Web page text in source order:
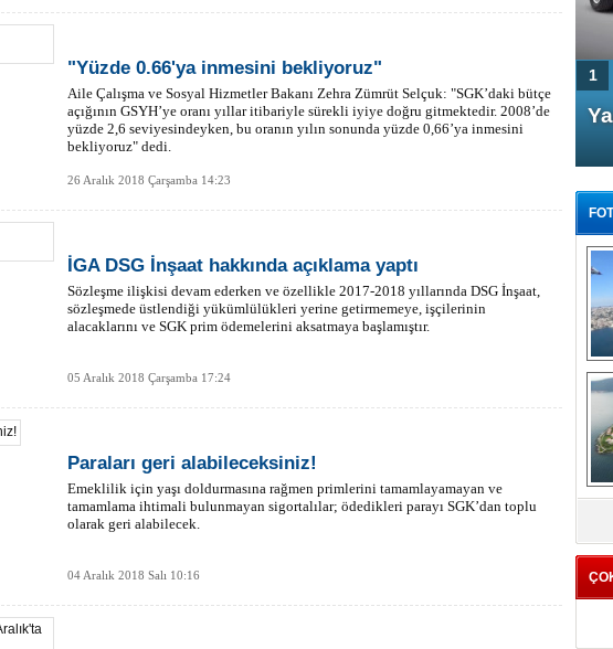
"Yüzde 0.66'ya inmesini bekliyoruz"
Aile Çalışma ve Sosyal Hizmetler Bakanı Zehra Zümrüt Selçuk: "SGK’daki bütçe
açığının GSYH’ye oranı yıllar itibariyle sürekli iyiye doğru gitmektedir. 2008’de
yüzde 2,6 seviyesindeyken, bu oranın yılın sonunda yüzde 0,66’ya inmesini
bekliyoruz" dedi.
26 Aralık 2018 Çarşamba 14:23
İGA DSG İnşaat hakkında açıklama yaptı
Sözleşme ilişkisi devam ederken ve özellikle 2017-2018 yıllarında DSG İnşaat,
sözleşmede üstlendiği yükümlülükleri yerine getirmemeye, işçilerinin
alacaklarını ve SGK prim ödemelerini aksatmaya başlamıştır.
05 Aralık 2018 Çarşamba 17:24
Paraları geri alabileceksiniz!
Emeklilik için yaşı doldurmasına rağmen primlerini tamamlayamayan ve
tamamlama ihtimali bulunmayan sigortalılar; ödedikleri parayı SGK’dan toplu
olarak geri alabilecek.
04 Aralık 2018 Salı 10:16
4 Kapılı AMG GT Coupe
Türkiye'de satışa çıktı
1